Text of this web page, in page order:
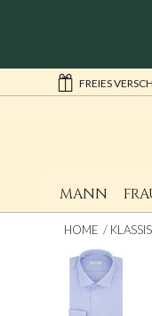
FREIES
MANN
HOME